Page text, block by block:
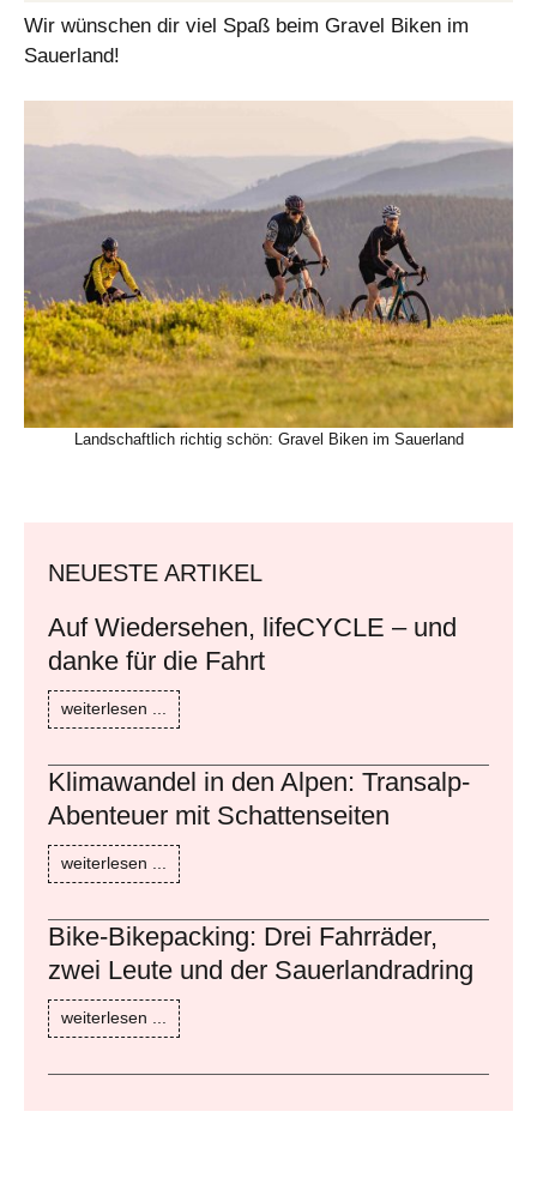
Wir wünschen dir viel Spaß beim Gravel Biken im
Sauerland!
Landschaftlich richtig schön: Gravel Biken im Sauerland
NEUESTE ARTIKEL
Auf Wiedersehen, lifeCYCLE – und
danke für die Fahrt
weiterlesen ...
Klimawandel in den Alpen: Transalp-
Abenteuer mit Schattenseiten
weiterlesen ...
Bike-Bikepacking: Drei Fahrräder,
zwei Leute und der Sauerlandradring
weiterlesen ...